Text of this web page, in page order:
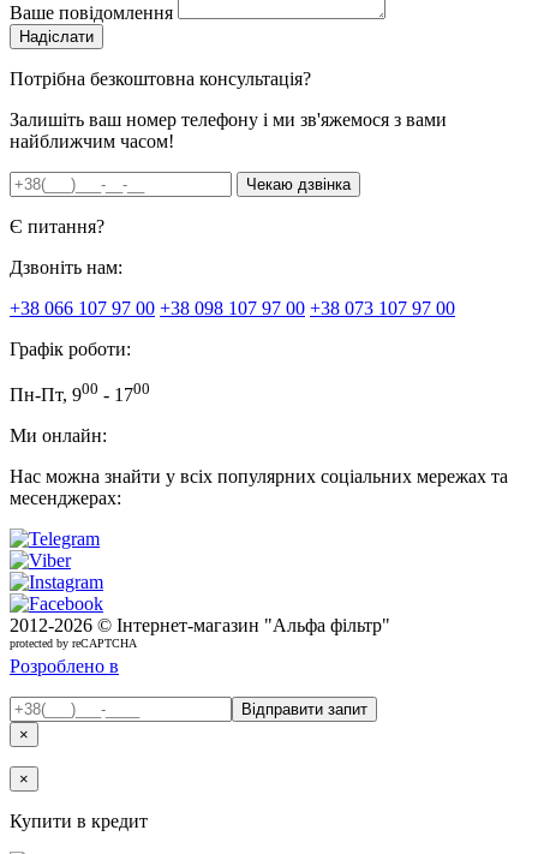
Ваше повідомлення
Потрібна безкоштовна консультація?
Залишіть ваш номер телефону і ми зв'яжемося з вами
найближчим часом!
Є питання?
Дзвоніть нам:
+38 066 107 97 00 +38 098 107 97 00 +38 073 107 97 00
Графік роботи:
Пн-Пт, 900 - 1700
Ми онлайн:
Нас можна знайти у всіх популярних соціальних мережах та
месенджерах:
2012-2026 © Інтернет-магазин "Альфа фільтр"
protected by reCAPTCHA
Розроблено в
×
×
Купити в кредит